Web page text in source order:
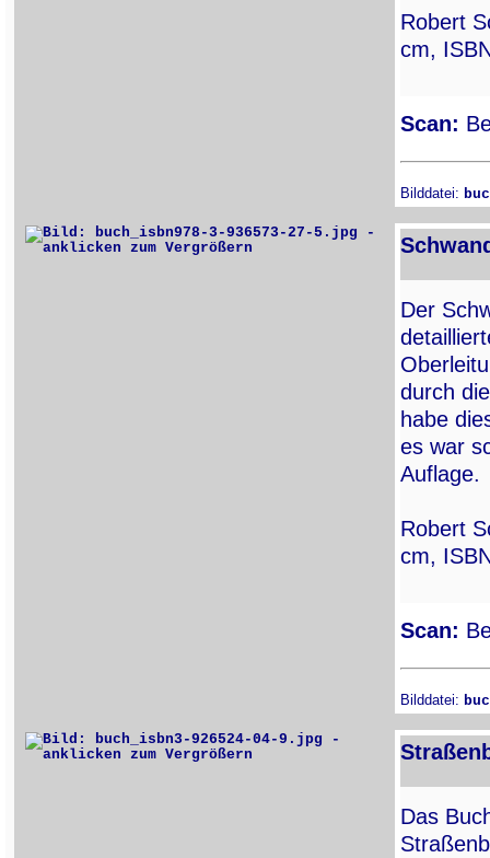
Robert
cm,
Scan:
Bilddatei:
Der
durch
habe
es war
Auflage.
Robert
cm,
Scan:
Bilddatei:
Das